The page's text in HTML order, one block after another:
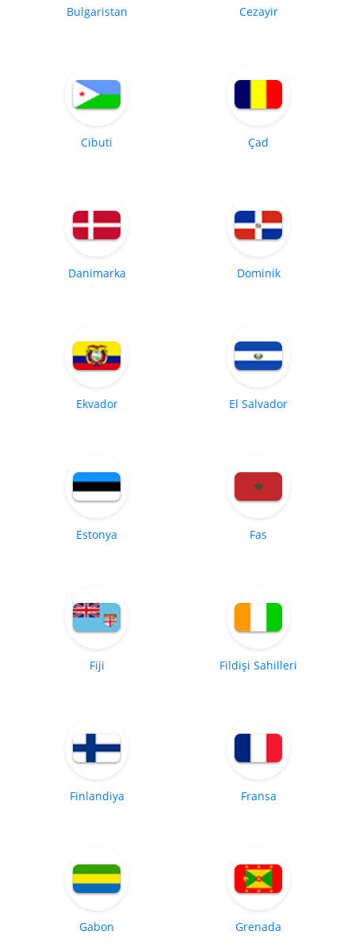
Bulgaristan Cezayir
Cibuti Çad
Danimarka Dominik
Ekvador El Salvador
Estonya Fas
Fiji Fildişi Sahilleri
Finlandiya Fransa
Gabon Grenada